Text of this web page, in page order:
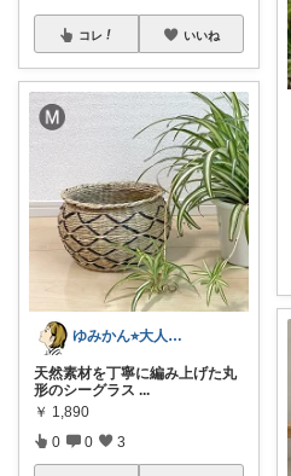
コレ いいね
ゆみかん⭐︎大人の暮らし研究室
天然素材を丁寧に編み上げた丸
形のシーグラス ...
￥ 1,890
0 0 3